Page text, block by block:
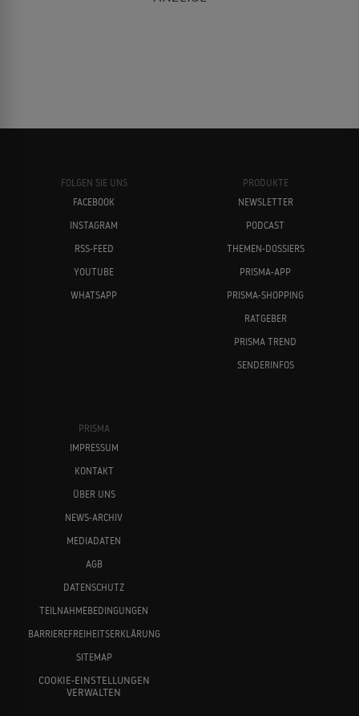
FOLGEN SIE UNS
FACEBOOK
INSTAGRAM
RSS-FEED
YOUTUBE
WHATSAPP
PRODUKTE
NEWSLETTER
PODCAST
THEMEN-DOSSIERS
PRISMA-APP
PRISMA-SHOPPING
RATGEBER
PRISMA TREND
SENDERINFOS
PRISMA
IMPRESSUM
KONTAKT
ÜBER UNS
NEWS-ARCHIV
MEDIADATEN
AGB
DATENSCHUTZ
TEILNAHMEBEDINGUNGEN
BARRIEREFREIHEITSERKLÄRUNG
SITEMAP
COOKIE-EINSTELLUNGEN
VERWALTEN